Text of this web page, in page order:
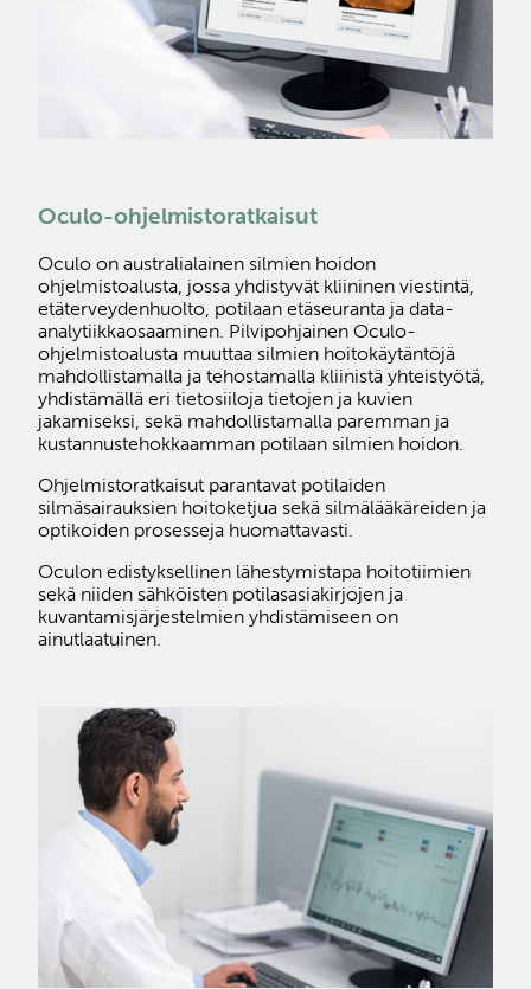
Oculo-ohjelmistoratkaisut
Oculo on australialainen silmien hoidon
ohjelmistoalusta, jossa yhdistyvät kliininen viestintä,
etäterveydenhuolto, potilaan etäseuranta ja data-
analytiikkaosaaminen. Pilvipohjainen Oculo-
ohjelmistoalusta muuttaa silmien hoitokäytäntöjä
mahdollistamalla ja tehostamalla kliinistä yhteistyötä,
yhdistämällä eri tietosiiloja tietojen ja kuvien
jakamiseksi, sekä mahdollistamalla paremman ja
kustannustehokkaamman potilaan silmien hoidon.
Ohjelmistoratkaisut parantavat potilaiden
silmäsairauksien hoitoketjua sekä silmälääkäreiden ja
optikoiden prosesseja huomattavasti.
Oculon edistyksellinen lähestymistapa hoitotiimien
sekä niiden sähköisten potilasasiakirjojen ja
kuvantamisjärjestelmien yhdistämiseen on
ainutlaatuinen.